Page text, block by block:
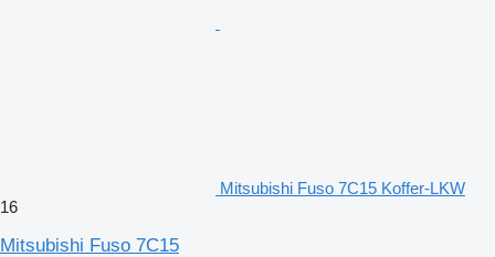
Mitsubishi Fuso 7C15 Koffer-LKW
16
Mitsubishi Fuso 7C15